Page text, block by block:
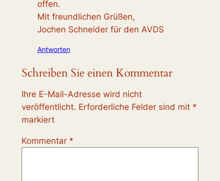
offen.
Mit freundlichen Grüßen,
Jochen Schneider für den AVDS
Antworten
Schreiben Sie einen Kommentar
Ihre E-Mail-Adresse wird nicht
veröffentlicht. Erforderliche Felder sind mit *
markiert
Kommentar *